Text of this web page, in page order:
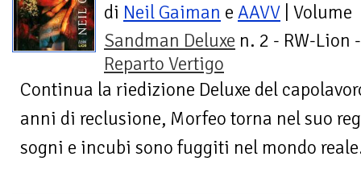
di Neil Gaiman e AAVV | Volume
Sandman Deluxe n. 2 - RW-Lion -
Reparto Vertigo
Continua la riedizione Deluxe del
anni di reclusione, Morfeo torna nel suo
sogni e incubi sono fuggiti nel mondo